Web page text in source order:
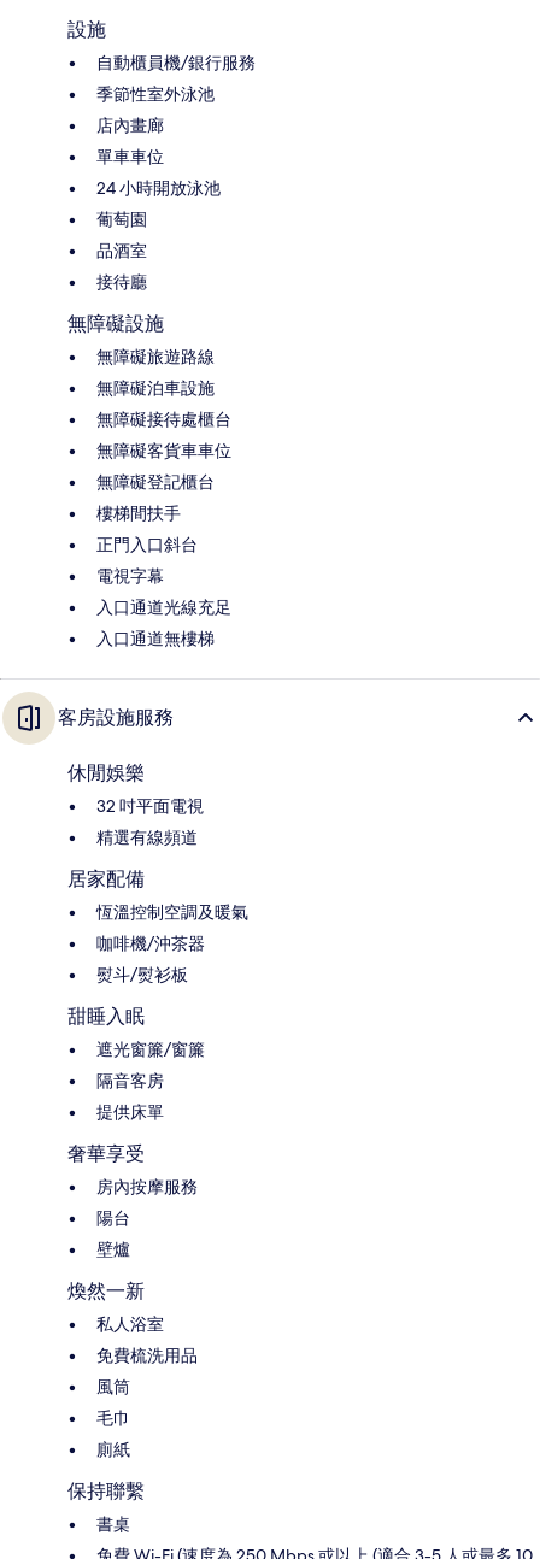
設施
自動櫃員機/銀行服務
季節性室外泳池
店內畫廊
單車車位
24 小時開放泳池
葡萄園
品酒室
接待廳
無障礙設施
無障礙旅遊路線
無障礙泊車設施
無障礙接待處櫃台
無障礙客貨車車位
無障礙登記櫃台
樓梯間扶手
正門入口斜台
電視字幕
入口通道光線充足
入口通道無樓梯
客房設施服務
休閒娛樂
32 吋平面電視
精選有線頻道
居家配備
恆溫控制空調及暖氣
咖啡機/沖茶器
熨斗/熨衫板
甜睡入眠
遮光窗簾/窗簾
隔音客房
提供床單
奢華享受
房內按摩服務
陽台
壁爐
煥然一新
私人浴室
免費梳洗用品
風筒
毛巾
廁紙
保持聯繫
書桌